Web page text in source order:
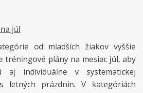
júl
od mladších žiakov vyššie
tréningové plány na mesiac júl, aby
aj individuálne v systematickej
letných prázdnin. V kategóriách